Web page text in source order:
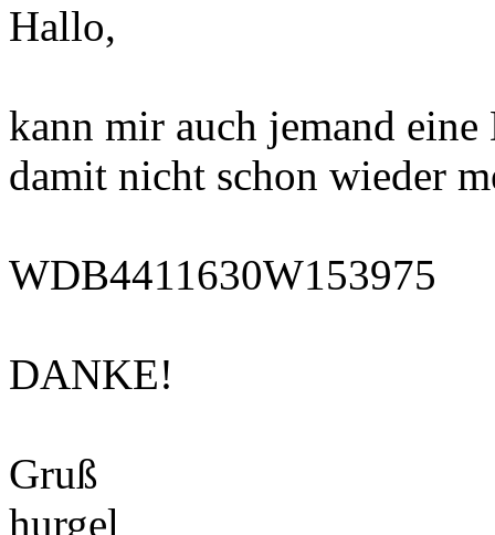
Hallo,
kann mir auch jemand
damit nicht schon wieder
WDB4411630W153975
DANKE!
Gruß
hurgel